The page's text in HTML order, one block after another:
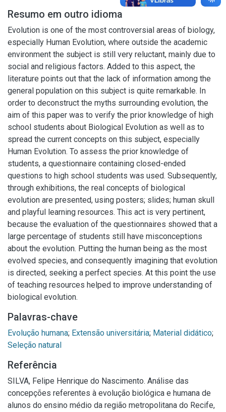
Resumo em outro idioma
Evolution is one of the most controversial areas of biology,
especially Human Evolution, where outside the academic
environment the subject is still very reluctant, mainly due to
social and religious factors. Added to this aspect, the
literature points out that the lack of information among the
general population on this subject is quite remarkable. In
order to deconstruct the myths surrounding evolution, the
aim of this paper was to verify the prior knowledge of high
school students about Biological Evolution as well as to
spread the current concepts on this subject, especially
Human Evolution. To assess the prior knowledge of
students, a questionnaire containing closed-ended
questions to high school students was used. Subsequently,
through exhibitions, the real concepts of biological
evolution are presented, using posters; slides; human skull
and playful learning resources. This act is very pertinent,
because the evaluation of the questionnaires showed that a
large percentage of students still have misconceptions
about the evolution. Putting the human being as the most
evolved species, and consequently imagining that evolution
is directed, seeking a perfect species. At this point the use
of teaching resources helped to improve understanding of
biological evolution.
Palavras-chave
Evolução humana; Extensão universitária; Material didático;
Seleção natural
Referência
SILVA, Felipe Henrique do Nascimento. Análise das
concepções referentes à evolução biológica e humana de
alunos do ensino médio da região metropolitana do Recife,